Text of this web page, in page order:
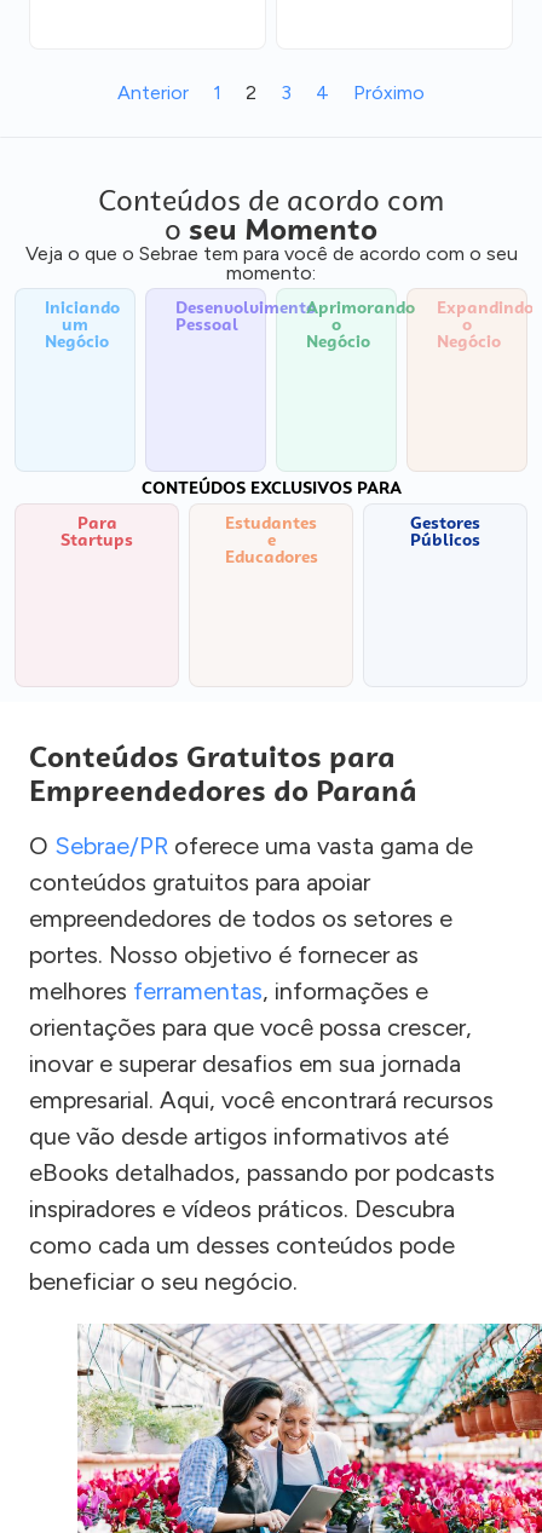
Anterior 1 2 3 4 Próximo
Conteúdos de acordo com
o seu Momento
Veja o que o Sebrae tem para você de acordo com o seu
momento:
Iniciando
um
Negócio
Desenvolvimento
Pessoal
Aprimorando
o
Negócio
Expandindo
o
Negócio
CONTEÚDOS EXCLUSIVOS PARA
Para
Startups
Estudantes
e
Educadores
Gestores
Públicos
Conteúdos Gratuitos para
Empreendedores do Paraná
O Sebrae/PR oferece uma vasta gama de
conteúdos gratuitos para apoiar
empreendedores de todos os setores e
portes. Nosso objetivo é fornecer as
melhores ferramentas, informações e
orientações para que você possa crescer,
inovar e superar desafios em sua jornada
empresarial. Aqui, você encontrará recursos
que vão desde artigos informativos até
eBooks detalhados, passando por podcasts
inspiradores e vídeos práticos. Descubra
como cada um desses conteúdos pode
beneficiar o seu negócio.